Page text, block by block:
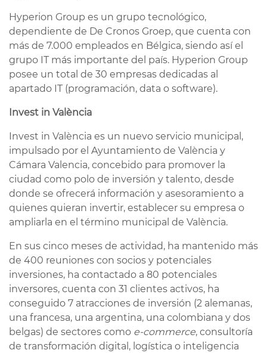
Hyperion Group es un grupo tecnológico,
dependiente de De Cronos Groep, que cuenta con
más de 7.000 empleados en Bélgica, siendo así el
grupo IT más importante del país. Hyperion Group
posee un total de 30 empresas dedicadas al
apartado IT (programación, data o software).
Invest in Val ència
Invest in València es un nuevo servicio municipal,
impulsado por el Ayuntamiento de València y
Cámara Valencia, concebido para promover la
ciudad como polo de inversión y talento, desde
donde se ofrecerá información y asesoramiento a
quienes quieran invertir, establecer su empresa o
ampliarla en el término municipal de València.
En sus cinco meses de actividad, ha mantenido más
de 400 reuniones con socios y potenciales
inversiones, ha contactado a 80 potenciales
inversores, cuenta con 31 clientes activos, ha
conseguido 7 atracciones de inversión (2 alemanas,
una francesa, una argentina, una colombiana y dos
belgas) de sectores como e-commerce, consultoría
de transformación digital, logística o inteligencia